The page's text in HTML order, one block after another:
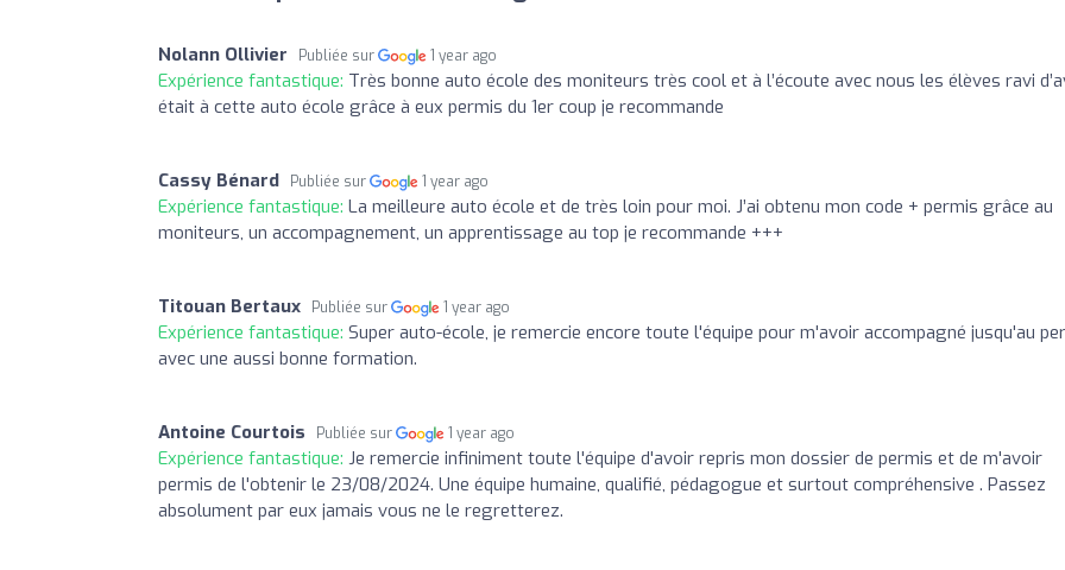
Nolann Ollivier Publiée sur 1 year ago
Expérience fantastique: Très bonne auto école des moniteurs très cool et à l’écoute avec nous les élèves ravi
était à cette auto école grâce à eux permis du 1er coup je recommande
Cassy Bénard Publiée sur 1 year ago
Expérience fantastique: La meilleure auto école et de très loin pour moi. J’ai obtenu mon code + permis grâce au
moniteurs, un accompagnement, un apprentissage au top je recommande +++
Titouan Bertaux Publiée sur 1 year ago
Expérience fantastique: Super auto-école, je remercie encore toute l'équipe pour m'avoir accompagné jusqu'au
avec une aussi bonne formation.
Antoine Courtois Publiée sur 1 year ago
Expérience fantastique: Je remercie infiniment toute l'équipe d'avoir repris mon dossier de permis et de m'avoir
permis de l'obtenir le 23/08/2024. Une équipe humaine, qualifié, pédagogue et surtout compréhensive . Passez
absolument par eux jamais vous ne le regretterez.